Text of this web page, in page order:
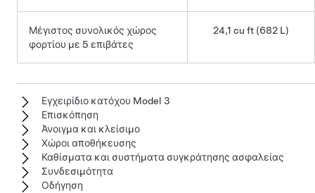
Μέγιστος συνολικός χώρος
φορτίου με 5 επιβάτες
24,1 cu ft (682 L)
Εγχειρίδιο κατόχου Model 3
Επισκόπηση
Άνοιγμα και κλείσιμο
Χώροι αποθήκευσης
Καθίσματα και συστήματα συγκράτησης ασφαλείας
Συνδεσιμότητα
Οδήγηση